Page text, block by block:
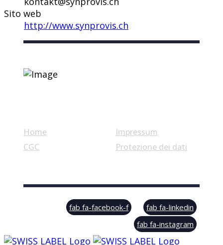
Sito web
http://www.synprovis.ch
Home
CGC
Impressum
Protezione dei dati
© Swiss Label, All rights reserved
fab fa-facebook-f
fab fa-linkedin
fab fa-instagram